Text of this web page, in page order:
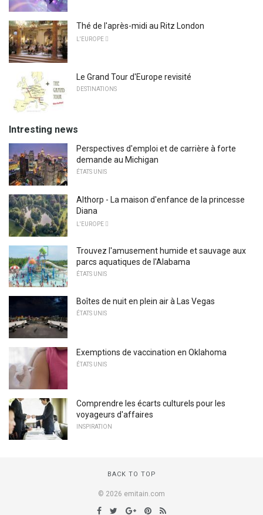
Thé de l'après-midi au Ritz London
L'EUROPE 
Le Grand Tour d'Europe revisité
DESTINATIONS
Intresting news
Perspectives d'emploi et de carrière à forte
demande au Michigan
ÉTATS UNIS
Althorp - La maison d'enfance de la princesse
Diana
L'EUROPE 
Trouvez l'amusement humide et sauvage aux
parcs aquatiques de l'Alabama
ÉTATS UNIS
Boîtes de nuit en plein air à Las Vegas
ÉTATS UNIS
Exemptions de vaccination en Oklahoma
ÉTATS UNIS
Comprendre les écarts culturels pour les
voyageurs d'affaires
INSPIRATION
BACK TO TOP
© 2026 emitain.com